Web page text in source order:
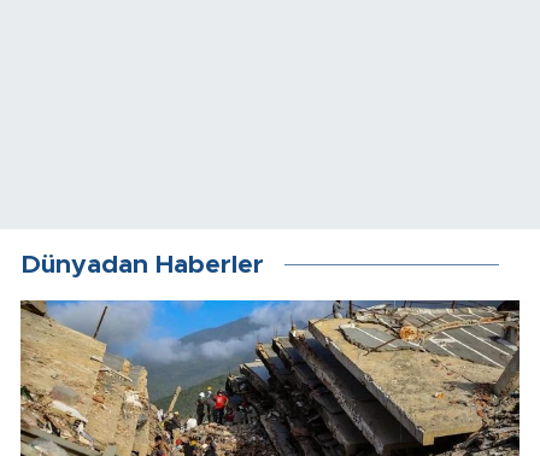
Dünyadan Haberler